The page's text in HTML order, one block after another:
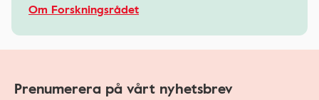
Om Forskningsrådet
Prenumerera på vårt nyhetsbrev